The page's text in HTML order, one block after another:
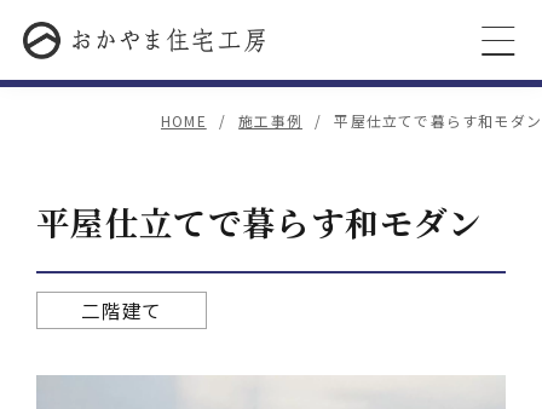
HOME 施工事例 平屋仕立てで暮らす和モダン
平屋仕立てで暮らす和モダン
二階建て